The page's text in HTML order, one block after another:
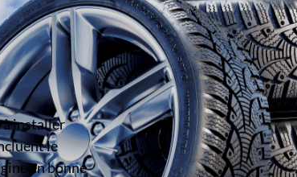
à installer
le
en bonne